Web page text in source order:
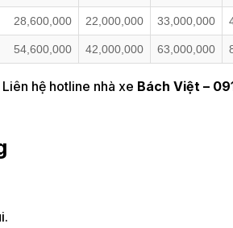
28,600,000 22,000,000 33,000,000
54,600,000 42,000,000 63,000,000
hệ hotline nhà xe Bách Việt –